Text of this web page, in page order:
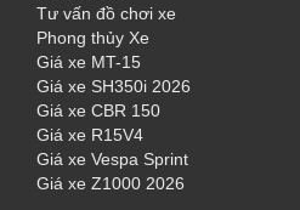
Tư vấn đồ chơi xe
Phong thủy Xe
Giá xe MT-15
Giá xe SH350i 2026
Giá xe CBR 150
Giá xe R15V4
Giá xe Vespa Sprint
Giá xe Z1000 2026